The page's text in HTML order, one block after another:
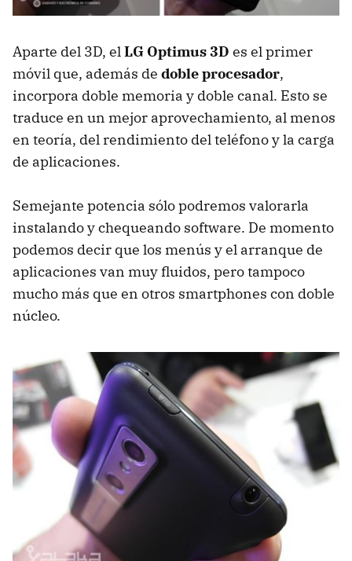
Aparte del 3D, elLG Optimus 3D es el primer
móvil que, además de doble procesador,
incorpora doble memoria y doble canal. Esto se
traduce en un mejor aprovechamiento, al menos
en teoría, del rendimiento del teléfono y la carga
de aplicaciones.
Semejante potencia sólo podremos valorarla
instalando y chequeando software. De momento
podemos decir que los menús y el arranque de
aplicaciones van muy fluidos, pero tampoco
mucho más que en otros smartphones con doble
núcleo.